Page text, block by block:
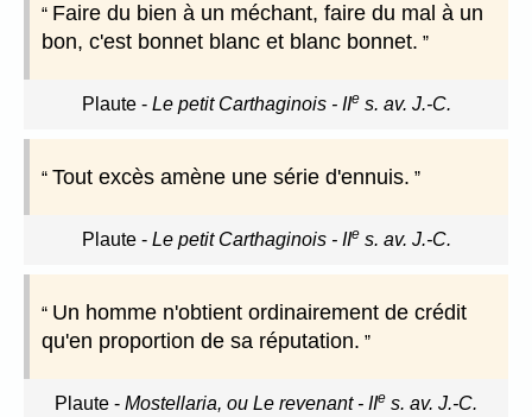
Faire du bien à un méchant, faire du mal à un
bon, c'est bonnet blanc et blanc bonnet.
Plaute- Le petit Carthaginois - IIes. av. J.-C.
Tout excès amène une série d'ennuis.
Plaute- Le petit Carthaginois - IIes. av. J.-C.
Un homme n'obtient ordinairement de crédit
qu'en proportion de sa réputation.
Plaute - Mostellaria, ou Le revenant - IIe s. av. J.-C.